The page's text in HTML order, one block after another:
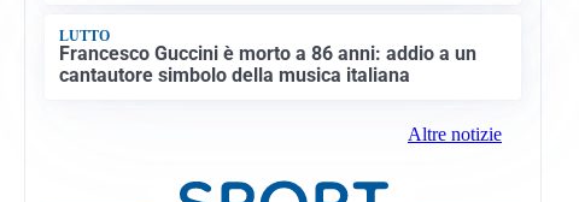
LUTTO
Francesco Guccini è morto a 86 anni: addio a un
cantautore simbolo della musica italiana
Altre notizie